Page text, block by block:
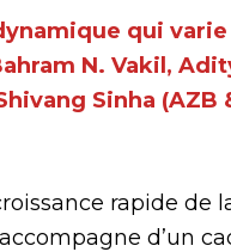
qui varie
N. Vakil,
Sinha (AZB
rapide de
d’un